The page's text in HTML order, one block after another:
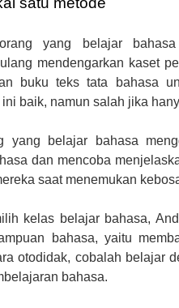
yang belajar
mendengarkan kaset
buku teks tata bahasa
baik, namun salah jika
yang belajar bahasa
dan mencoba
saat menemukan
kelas belajar bahasa,
bahasa, yaitu
otodidak, cobalah belajar
bahasa.